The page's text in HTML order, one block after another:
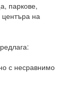
паркове,
на
с несравнимо